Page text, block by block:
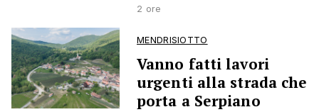
2 ore
MENDRISIOTTO
Vanno fatti lavori
urgenti alla strada che
porta a Serpiano